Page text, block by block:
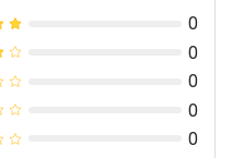
0
0
0
0
0